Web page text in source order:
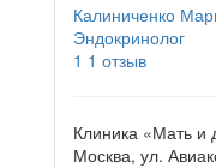
Калиниченко
Эндокринолог
1 1 отзыв
Клиника «Мать и
Москва, ул.